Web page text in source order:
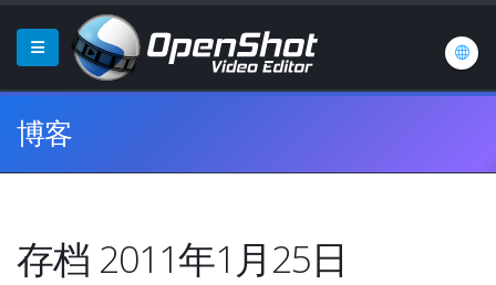
博客
存档 2011年1月25日